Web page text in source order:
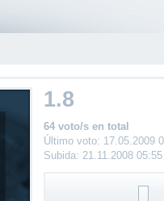
1.8
64 voto/s en total
Último voto: 17.05.2009
Subida: 21.11.2008